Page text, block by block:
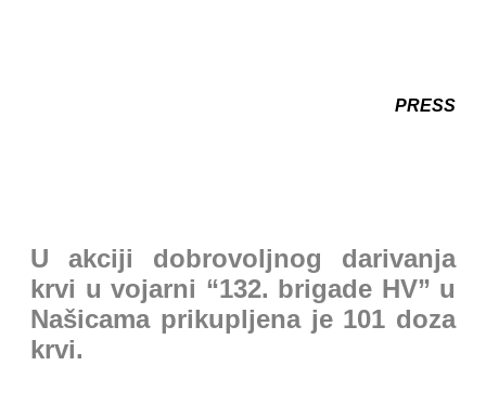
PRESS
U akciji dobrovoljnog darivanja
krvi u vojarni “132. brigade HV” u
Našicama prikupljena je 101 doza
krvi.